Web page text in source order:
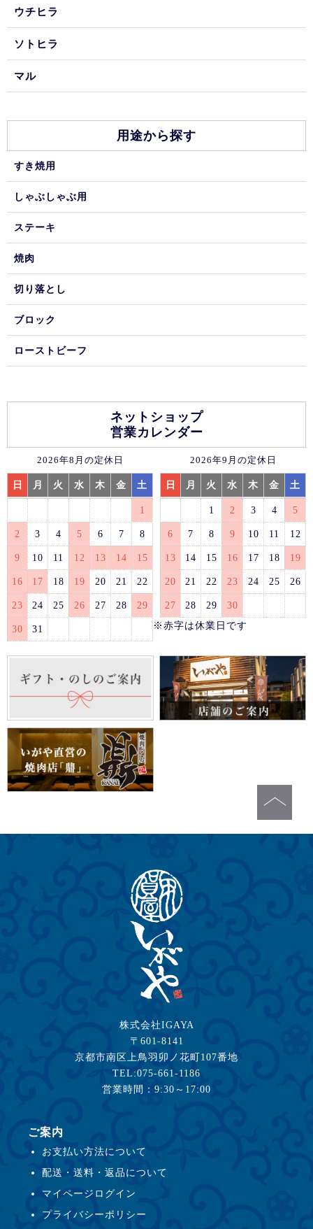
ウチヒラ
ソトヒラ
マル
用途から探す
すき焼用
しゃぶしゃぶ用
ステーキ
焼肉
切り落とし
ブロック
ローストビーフ
ネットショップ
営業カレンダー
2026年8月の定休日
日 月 火 水 木 金 土
1
2 3 4 5 6 7 8
9 10 11 12 13 14 15
16 17 18 19 20 21 22
23 24 25 26 27 28 29
30 31
2026年9月の定休日
日 月 火 水 木 金 土
1 2 3 4 5
6 7 8 9 10 11 12
13 14 15 16 17 18 19
20 21 22 23 24 25 26
27 28 29
30
※赤字は休業日です
株式会社IGAYA
〒601-8141
京都市南区上鳥羽卯ノ花町107番地
TEL:075-661-1186
営業時間：9:30～17:00
ご案内
お支払い方法について
配送・送料・返品について
マイページログイン
プライバシーポリシー